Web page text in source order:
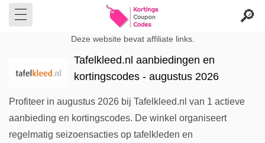
Deze website bevat affiliate links.
Tafelkleed.nl aanbiedingen en
kortingscodes - augustus 2026
Profiteer in augustus 2026 bij Tafelkleed.nl van 1 actieve
aanbieding en kortingscodes. De winkel organiseert
regelmatig seizoensacties op tafelkleden en